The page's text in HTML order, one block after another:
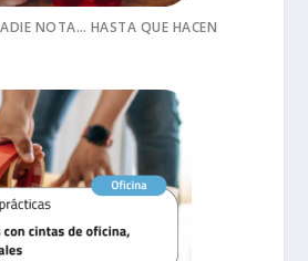
NOTA… HASTA QUE HACEN